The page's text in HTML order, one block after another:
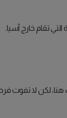
تقام خارج آسيا.
هنا، لكن لا تفوت